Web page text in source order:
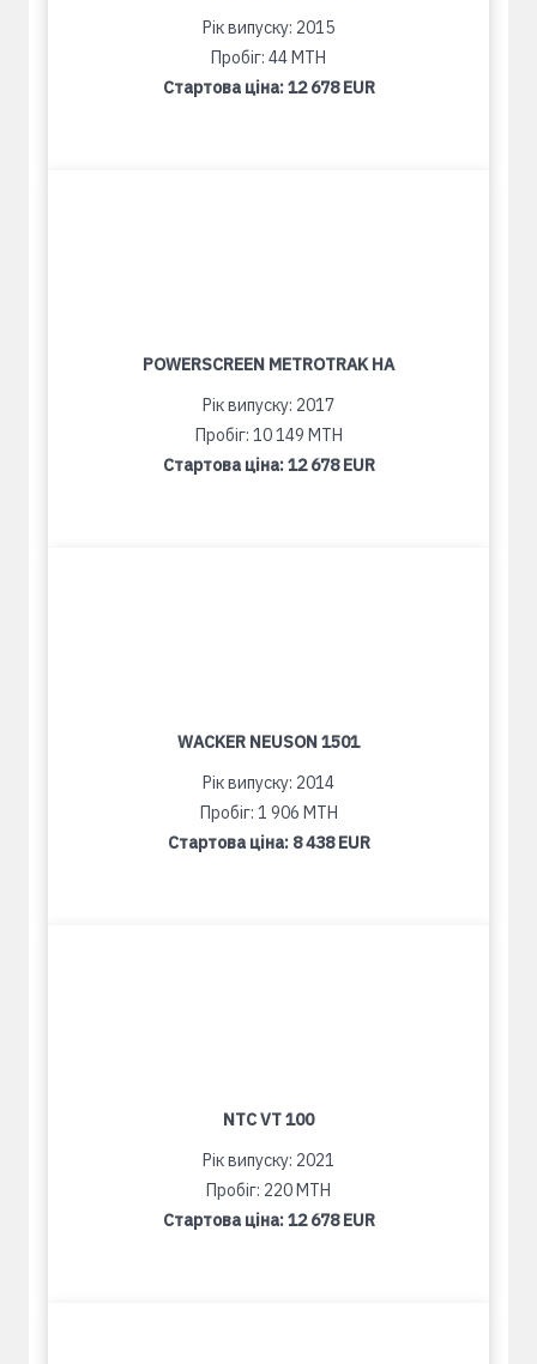
Рік випуску: 2015
Пробіг: 44 MTH
Стартова ціна:12 678 EUR
POWERSCREEN METROTRAK HA
Рік випуску: 2017
Пробіг: 10 149 MTH
Стартова ціна:12 678 EUR
WACKER NEUSON 1501
Рік випуску: 2014
Пробіг: 1 906 MTH
Стартова ціна: 8 438 EUR
NTC VT 100
Рік випуску: 2021
Пробіг: 220 MTH
Стартова ціна:12 678 EUR